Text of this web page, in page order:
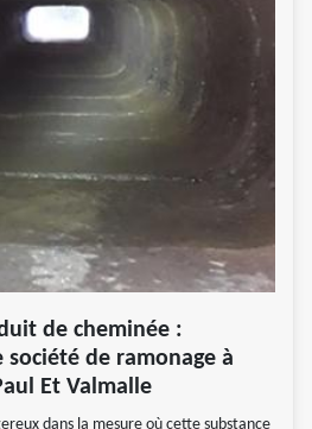
de cheminée :
société de ramonage à
Et Valmalle
dans la mesure où cette substance